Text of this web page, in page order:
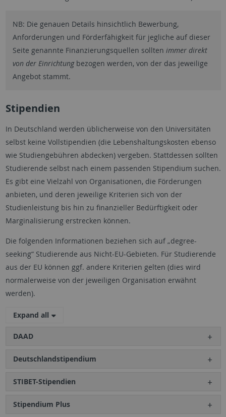
NB: Die genauen Details hinsichtlich Bewerbung,
Anforderungen und Förderfähigkeit für jegliche auf dieser
Seite genannte Finanzierungsquellen sollten immer direkt
von der Einrichtungbezogen werden, von der das jeweilige
Angebot stammt.
Stipendien
In Deutschland werden üblicherweise von den Universitäten
selbst keine Vollstipendien (die Lebenshaltungskosten ebenso
wie Studiengebühren abdecken) vergeben. Stattdessen sollten
Studierende selbst nach einem passenden Stipendium suchen.
Es gibt eine Vielzahl von Organisationen, die Förderungen
anbieten, und deren jeweilige Kriterien sich von der
Studienleistung bis hin zu finanzieller Bedürftigkeit oder
Marginalisierung erstrecken können.
Die folgenden Informationen beziehen sich auf „degree-
seeking“ Studierende aus Nicht-EU-Gebieten. Für Studierende
aus der EU können ggf. andere Kriterien gelten (dies wird
normalerweise von der jeweiligen Organisation erwähnt
werden).
Expand all
DAAD
Deutschlandstipendium
STIBET-Stipendien
Stipendium Plus